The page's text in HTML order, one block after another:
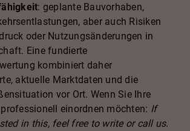
: geplante Bauvorhaben,
aber auch Risiken
oder Nutzungsänderungen in
Eine fundierte
kombiniert daher
aktuelle Marktdaten und die
vor Ort. Wenn Sie Ihre
einordnen möchten: If
in this, feel free to write or call us.